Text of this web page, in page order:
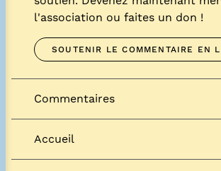
l'association ou faites un don !
SOUTENIR LE COMMENTAIRE EN
Commentaires
Accueil